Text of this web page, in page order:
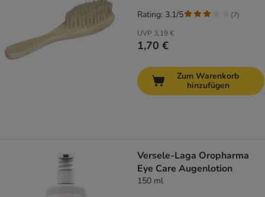
UVP 3,19 €
1,70 €
Rating: 3.1/5 (7)
Zum Warenkorb
hinzufügen
Versele-Laga Oropharma
Eye Care Augenlotion
150 ml